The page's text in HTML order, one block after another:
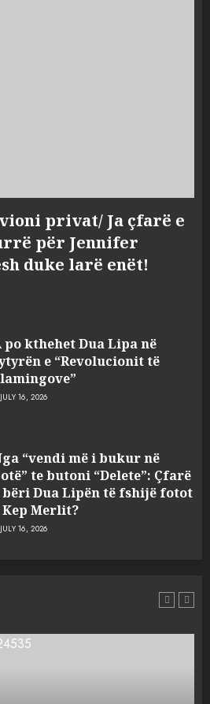
privat/ Ja çfarë e
për Jennifer
duke larë enët!
po kthehet Dua Lipa në
e “Revolucionit të
JULY 16, 2026
“vendi më i bukur në
te butoni “Delete”: Çfarë
bëri Dua Lipën të fshijë fotot
Kep Merlit?
JULY 16, 2026
nisin aksionin
propozimit të
AUGUST 6, 2026
41.5 milionë euro energji për
AUGUST 6, 2026